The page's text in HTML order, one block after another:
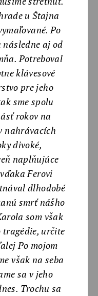
u Štajna
Po
následne aj od
Potreboval
klávesové
pre jeho
sme spolu
rokov na
nahrávacích
divoké,
naplňujúce
Ferovi
dlhodobé
smrť nášho
som však
tragédie, určite
Po mojom
však na seba
sa v jeho
Trochu sa